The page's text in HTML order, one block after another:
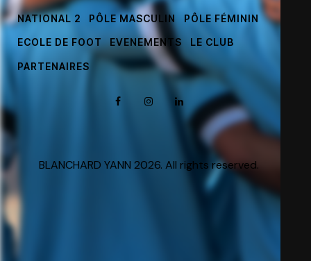
NATIONAL 2 PÔLE MASCULIN PÔLE FÉMININ
ECOLE DE FOOT EVENEMENTS LE CLUB
PARTENAIRES
BLANCHARD YANN 2026. All rights reserved.